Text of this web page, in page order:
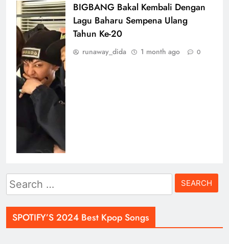
BIGBANG Bakal Kembali Dengan
Lagu Baharu Sempena Ulang
Tahun Ke-20
runaway_dida 1 month ago 0
Search
for:
SPOTIFY’S 2024 Best Kpop Songs